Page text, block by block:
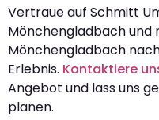
Vertraue auf Schmitt
Mönchengladbach und
Mönchengladbach
Erlebnis. Kontaktiere
Angebot und lass uns
planen.